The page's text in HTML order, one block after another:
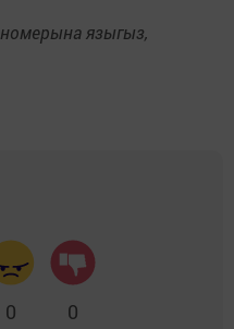
номерына языгыз,
0 0